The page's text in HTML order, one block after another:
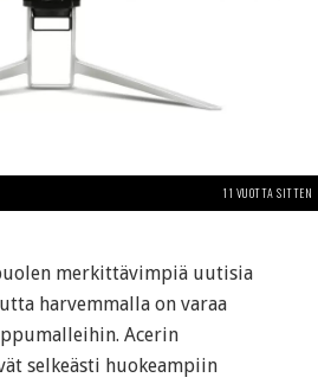
11 VUOTTA SITTEN
merkittävimpiä uutisia
harvemmalla on varaa
Acerin
selkeästi huokeampiin